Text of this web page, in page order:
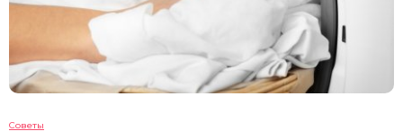
Советы